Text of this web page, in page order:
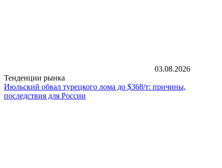
03.08.2026
Тенденции рынка
Июльский обвал турецкого лома до $368/т: причины,
последствия для России